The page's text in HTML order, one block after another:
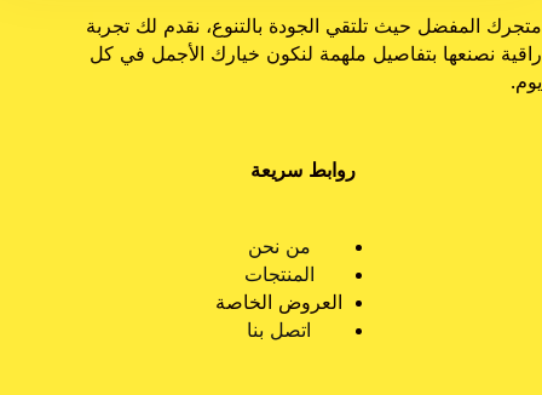
متجرك المفضل حيث تلتقي الجودة بالتنوع، نقدم لك تجربة
راقية نصنعها بتفاصيل ملهمة لنكون خيارك الأجمل في كل
يوم.
روابط سريعة
من نحن
المنتجات
العروض الخاصة
اتصل بنا